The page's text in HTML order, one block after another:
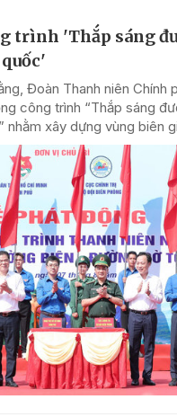
trình 'Thắp sáng
Đoàn Thanh niên Chính
công trình “Thắp sáng
xây dựng vùng biên